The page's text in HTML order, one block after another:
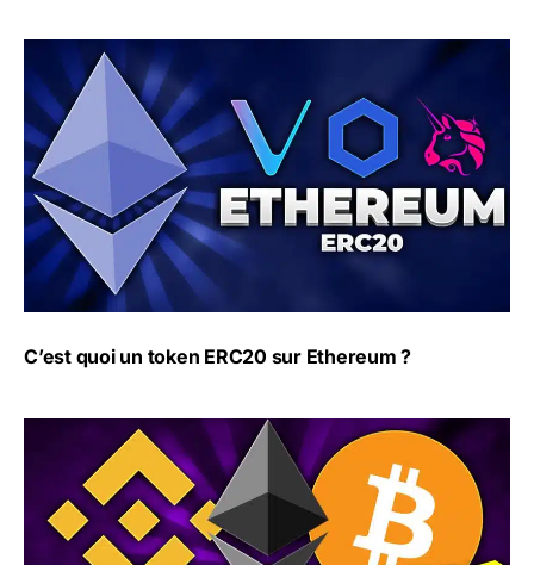
C’est quoi un token ERC20 sur Ethereum ?
C’est quoi un token ERC20 sur Ethereum ?
Les étapes primordiales pour éviter les piratages de